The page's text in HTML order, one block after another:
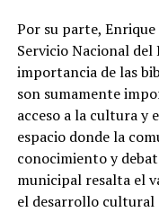
Por su parte,
Servicio Nacional
importancia de las
son sumamente
acceso a la cultura y
espacio donde la
conocimiento y
municipal resalta el
el desarrollo cultural